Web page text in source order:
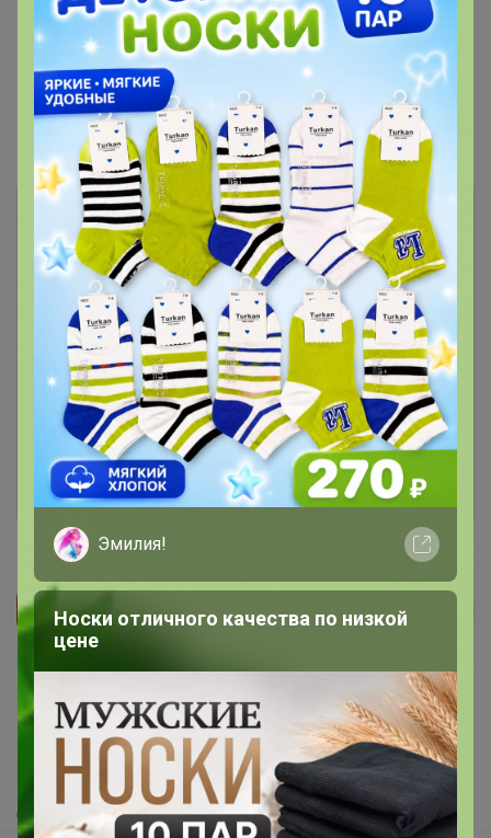
Показаны записи 1-3 из3.
Чтобы ответить или задать вопрос
необходимо авторизоваться на сайте
Это займет меньше минуты
Войти Зарегистрироваться
Как здесь все устроено?
Как сделать заказ?
Как получить?
Доставка
Эмилия!
Носки отличного качества по низкой
цене